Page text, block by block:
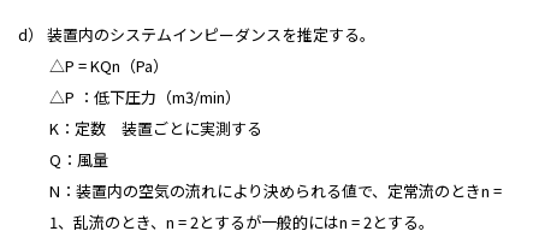
d） 装置内のシステムインピーダンスを推定する。
△P = KQn（Pa）
△P ：低下圧力（m3/min）
K：定数 装置ごとに実測する
Q：風量
N：装置内の空気の流れにより決められる値で、定常流のときn =
1、乱流のとき、n = 2とするが一般的にはn = 2とする。